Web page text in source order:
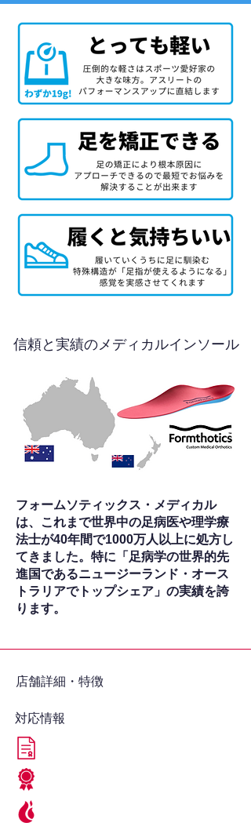
信頼と実績のメディカルインソール
フォームソティックス・メディカル
は、これまで世界中の足病医や理学療
法士が40年間で1000万人以上に処方し
てきました。特に「足病学の世界的先
進国であるニュージーランド・オース
トラリアでトップシェア」の実績を誇
ります。
​店舗詳細・特徴
対応情報